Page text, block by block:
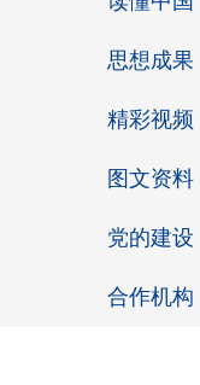
思想成果
精彩视频
图文资料
党的建设
合作机构